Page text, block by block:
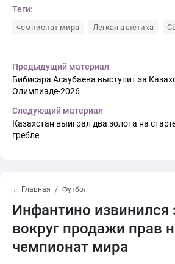
Теги:
чемпионат мира Легкая атлетика
Предыдущий материал
Бибисара Асаубаева выступит за
Олимпиаде-2026
Следующий материал
Казахстан выиграл два золота на
гребле
← Главная Футбол
Инфантино извинился
вокруг продажи прав
чемпионат мира